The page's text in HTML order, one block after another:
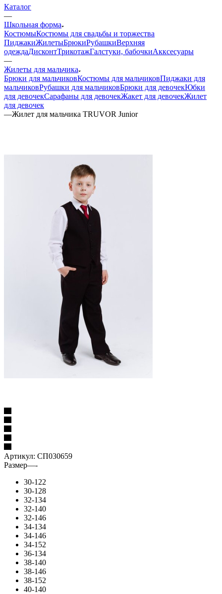
Каталог
—
Школьная форма
КостюмыКостюмы для свадьбы и торжества
ПиджакиЖилетыБрюкиРубашкиВерхняя
одеждаДисконтТрикотажГалстуки, бабочкиАкксесуары
—
Жилеты для мальчика
Брюки для мальчиковКостюмы для мальчиковПиджаки для
мальчиковРубашки для мальчиковБрюки для девочекЮбки
для девочекСарафаны для девочекЖакет для девочекЖилет
для девочек
—Жилет для мальчика TRUVOR Junior
Артикул: СП030659
Размер—-
30-122
30-128
32-134
32-140
32-146
34-134
34-146
34-152
36-134
38-140
38-146
38-152
40-140